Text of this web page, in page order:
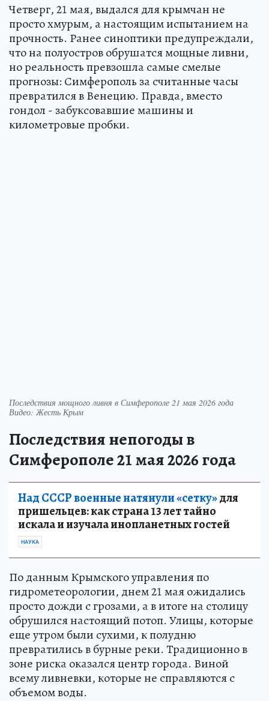
Четверг, 21 мая, выдался для крымчан не
просто хмурым, а настоящим испытанием на
прочность. Ранее синоптики предупреждали,
что на полуостров обрушатся мощные ливни,
но реальность превзошла самые смелые
прогнозы: Симферополь за считанные часы
превратился в Венецию. Правда, вместо
гондол - забуксовавшие машины и
километровые пробки.
Последствия мощного ливня в Симферополе 21 мая 2026 года
Видео: Жесть Крым
Последствия непогоды в
Симферополе 21 мая 2026 года
Над СССР военные натянули «сетку»для
пришельцев: как страна 13 лет тайно
искала и изучала инопланетных гостей
НАУКА
По данным Крымского управления по
гидрометеорологии, днем 21 мая ожидались
просто дожди с грозами, а в итоге на столицу
обрушился настоящий потоп. Улицы, которые
еще утром были сухими, к полудню
превратились в бурные реки. Традиционно в
зоне риска оказался центр города. Виной
всему ливневки, которые не справляются с
объемом воды.